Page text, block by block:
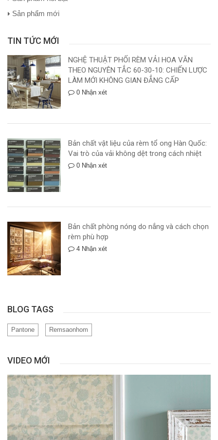
Sản phẩm mới
TIN TỨC MỚI
NGHỆ THUẬT PHỐI RÈM VẢI HOA VĂN
THEO NGUYÊN TẮC 60-30-10: CHIẾN LƯỢC
LÀM MỚI KHÔNG GIAN ĐẲNG CẤP
0 Nhận xét
Bản chất vật liệu của rèm tổ ong Hàn Quốc:
Vai trò của vải không dệt trong cách nhiệt
0 Nhận xét
Bản chất phòng nóng do nắng và cách chọn
rèm phù hợp
4 Nhận xét
BLOG TAGS
Pantone Remsaonhom
VIDEO MỚI